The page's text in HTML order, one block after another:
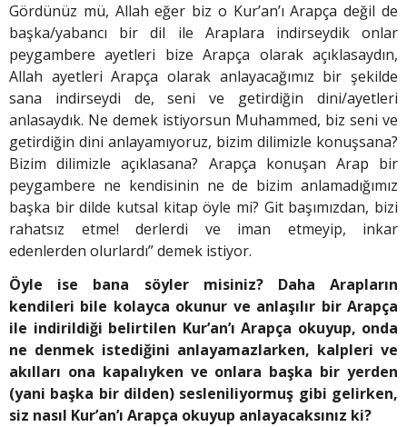
Gördünüz mü, Allah eğer biz o Kur’an’ı Arapça değil de
başka/yabancı bir dil ile Araplara indirseydik onlar
peygambere ayetleri bize Arapça olarak açıklasaydın,
Allah ayetleri Arapça olarak anlayacağımız bir şekilde
sana indirseydi de, seni ve getirdiğin dini/ayetleri
anlasaydık. Ne demek istiyorsun Muhammed, biz seni ve
getirdiğin dini anlayamıyoruz, bizim dilimizle konuşsana?
Bizim dilimizle açıklasana? Arapça konuşan Arap bir
peygambere ne kendisinin ne de bizim anlamadığımız
başka bir dilde kutsal kitap öyle mi? Git başımızdan, bizi
rahatsız etme! derlerdi ve iman etmeyip, inkar
edenlerden olurlardı” demek istiyor.
Öyle ise bana söyler misiniz? Daha Arapların
kendileri bile kolayca okunur ve anlaşılır bir Arapça
ile indirildiği belirtilen Kur’an’ı Arapça okuyup, onda
ne denmek istediğini anlayamazlarken, kalpleri ve
akılları ona kapalıyken ve onlara başka bir yerden
(yani başka bir dilden) sesleniliyormuş gibi gelirken,
siz nasıl Kur’an’ı Arapça okuyup anlayacaksınız ki?